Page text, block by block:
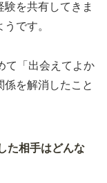
を共有してきま
です。
て「出会えてよか
を解消したこと
た相手はどんな